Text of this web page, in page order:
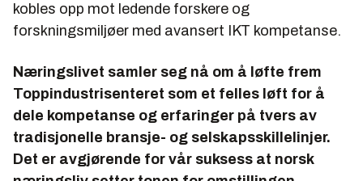
kobles opp mot ledende forskere og
forskningsmiljøer med avansert IKT kompetanse.
Næringslivet samler seg nå om å løfte frem
Toppindustrisenteret som et felles løft for å
dele kompetanse og erfaringer på tvers av
tradisjonelle bransje- og selskapsskillelinjer.
Det er avgjørende for vår suksess at norsk